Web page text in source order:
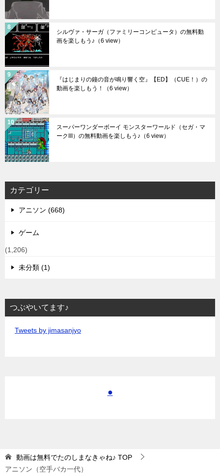
シルヴァ・サーガ（ファミリーコンピュータ）の無料動
画を楽しもう♪ （6 view）
『はじまりの鐘の音が鳴り響く空』【ED】（CUE！）の
動画を楽しもう！
（6 view）
スーパーワンダーボーイ モンスターワールド（セガ・マ
ークIII）の無料動画を楽しもう♪ （6 view）
カテゴリー
アニソン (668)
ゲーム
(1,206)
未分類 (1)
つぶやいてます♪
Tweets by jimasanjyo
●
動画は無料でたのしまなきゃね♪ TOP
アニソン（空手バカ一代）